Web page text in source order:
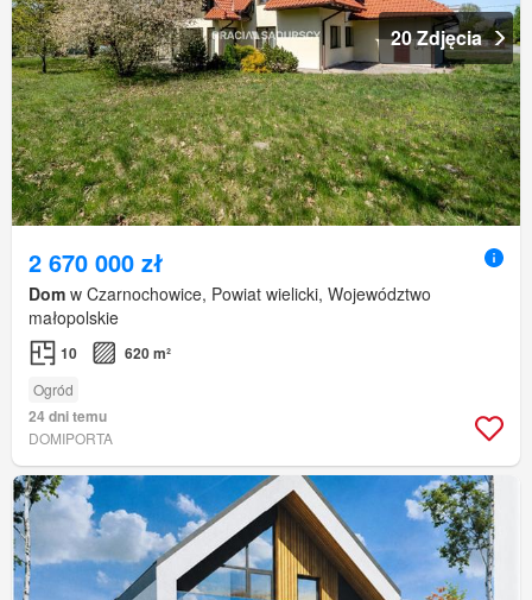
20 Zdjęcia
2 670 000 zł
Dom w Czarnochowice, Powiat wielicki, Województwo
małopolskie
10 620 m²
Ogród
24 dni temu
DOMIPORTA